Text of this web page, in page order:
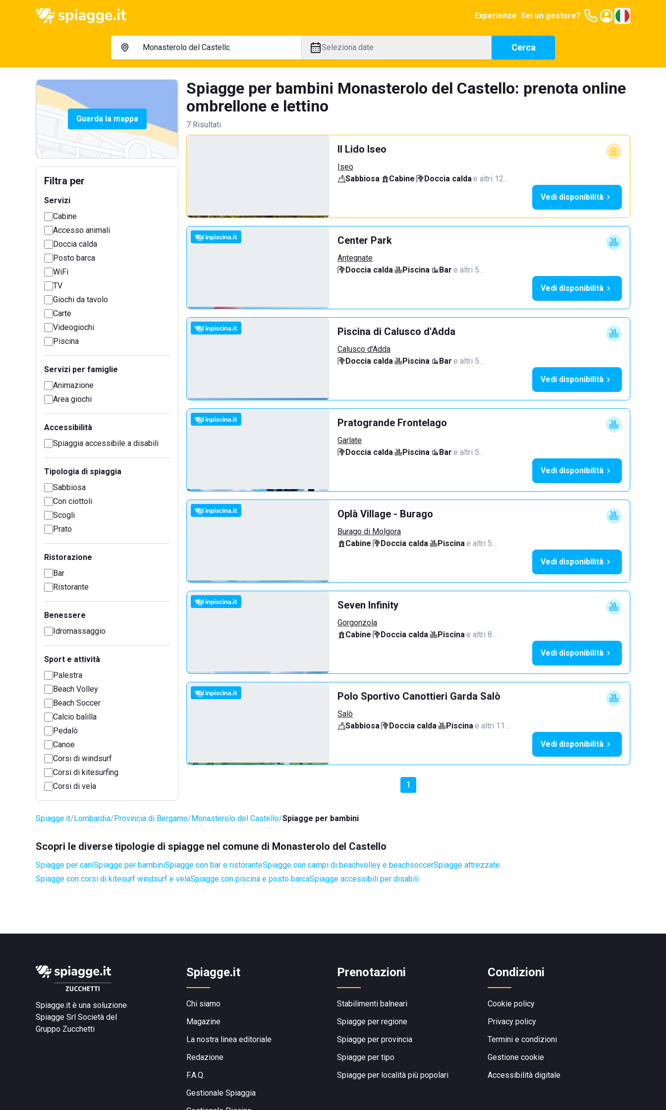
Experience Sei un gestore?
Seleziona date Cerca
Guarda la mappa
Filtra per
Servizi
Cabine
Accesso animali
Doccia calda
Posto barca
WiFi
TV
Giochi da tavolo
Carte
Videogiochi
Piscina
Servizi per famiglie
Animazione
Area giochi
Accessibilità
Spiaggia accessibile a disabili
Tipologia di spiaggia
Sabbiosa
Con ciottoli
Scogli
Prato
Ristorazione
Bar
Ristorante
Benessere
Idromassaggio
Sport e attività
Palestra
Beach Volley
Beach Soccer
Calcio balilla
Pedalò
Canoe
Corsi di windsurf
Corsi di kitesurfing
Corsi di vela
Spiagge per bambini Monasterolo del Castello: prenota online
ombrellone e lettino
7 Risultati
Il Lido Iseo
Iseo
Sabbiosa· Cabine· Doccia calda·e altri 12…
Vedi disponibilità
Center Park
Antegnate
Doccia calda· Piscina· Bar·e altri 5…
Vedi disponibilità
Piscina di Calusco d'Adda
Calusco d'Adda
Doccia calda· Piscina· Bar·e altri 5…
Vedi disponibilità
Pratogrande Frontelago
Garlate
Doccia calda· Piscina· Bar·e altri 5…
Vedi disponibilità
Oplà Village - Burago
Burago di Molgora
Cabine· Doccia calda· Piscina·e altri 5…
Vedi disponibilità
Seven Infinity
Gorgonzola
Cabine· Doccia calda· Piscina·e altri 8…
Vedi disponibilità
Polo Sportivo Canottieri Garda Salò
Salò
Sabbiosa· Doccia calda· Piscina·e altri 11…
Vedi disponibilità
1
Spiagge.it Lombardia Provincia di Bergamo Monasterolo del Castello Spiagge per bambini
Scopri le diverse tipologie di spiagge nel comune di Monasterolo del Castello
Spiagge per caniSpiagge per bambiniSpiagge con bar e ristoranteSpiagge con campi di beachvolley e beachsoccerSpiagge attrezzate
Spiagge con corsi di kitesurf windsurf e velaSpiagge con piscina e posto barcaSpiagge accessibili per disabili
Spiagge.it è una soluzione
Spiagge Srl Società del
Gruppo Zucchetti
Spiagge.it
Chi siamo
Magazine
La nostra linea editoriale
Redazione
F.A.Q.
Gestionale Spiaggia
Prenotazioni
Stabilimenti balneari
Spiagge per regione
Spiagge per provincia
Spiagge per tipo
Spiagge per località più popolari
Condizioni
Cookie policy
Privacy policy
Termini e condizioni
Gestione cookie
Accessibilità digitale